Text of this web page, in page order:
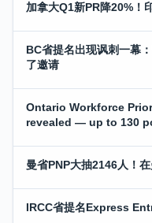
加拿大Q1新PR降20%！
BC省提名出现讽刺一幕
了邀请
Ontario Workforce
revealed — up to 130
曼省PNP大抽2146人！
IRCC省提名Express